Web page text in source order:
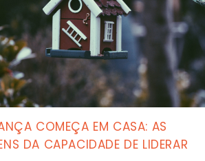
COMEÇA EM CASA: AS
DA CAPACIDADE DE LIDERAR